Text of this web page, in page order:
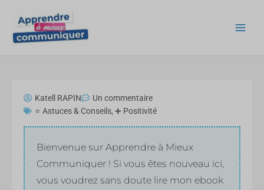
contenu
Katell RAPIN
Un commentaire
⭐ Astuces & Conseils, ➕ Positivité
Bienvenue sur Apprendre à Mieux
Communiquer ! Si vous êtes nouveau ici,
vous voudrez sans doute lire mon ebook